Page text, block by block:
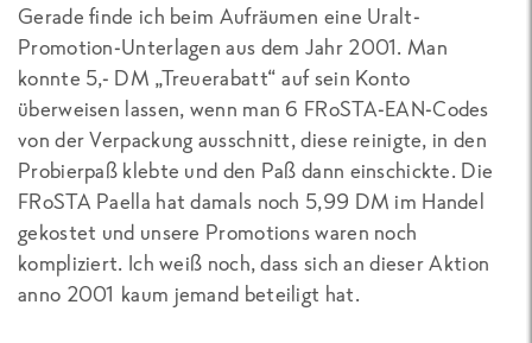
Gerade finde ich beim Aufräumen eine Uralt-
Promotion-Unterlagen aus dem Jahr 2001. Man
konnte 5,- DM „Treuerabatt“ auf sein Konto
überweisen lassen, wenn man 6 FRoSTA-EAN-Codes
von der Verpackung ausschnitt, diese reinigte, in den
Probierpaß klebte und den Paß dann einschickte. Die
FRoSTA Paella hat damals noch 5,99 DM im Handel
gekostet und unsere Promotions waren noch
kompliziert. Ich weiß noch, dass sich an dieser Aktion
anno 2001 kaum jemand beteiligt hat.